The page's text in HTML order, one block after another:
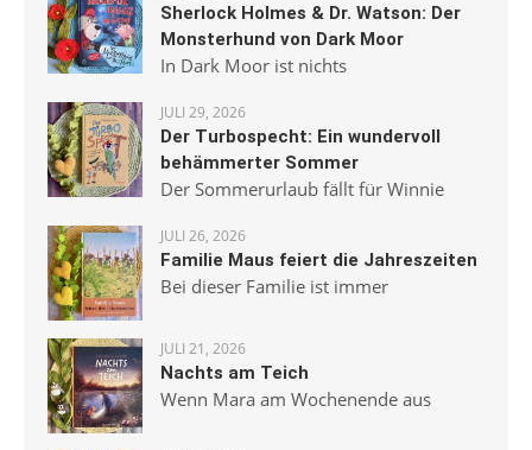
Sherlock Holmes & Dr. Watson: Der
Monsterhund von Dark Moor
In Dark Moor ist nichts
JULI 29, 2026
Der Turbospecht: Ein wundervoll
behämmerter Sommer
Der Sommerurlaub fällt für Winnie
JULI 26, 2026
Familie Maus feiert die Jahreszeiten
Bei dieser Familie ist immer
JULI 21, 2026
Nachts am Teich
Wenn Mara am Wochenende aus